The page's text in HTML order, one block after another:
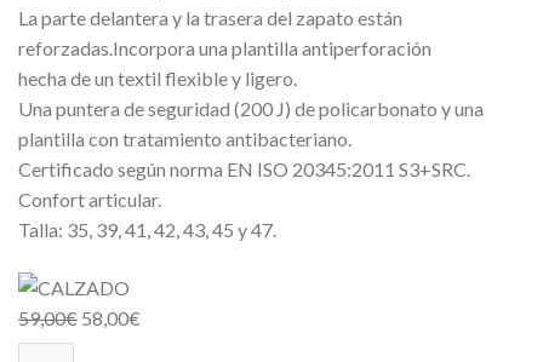
La parte delantera y la trasera del zapato están
reforzadas.Incorpora una plantilla antiperforación
hecha de un textil flexible y ligero.
Una puntera de seguridad (200 J) de policarbonato y una
plantilla con tratamiento antibacteriano.
Certificado según norma EN ISO 20345:2011 S3+SRC.
Confort articular.
Talla: 35, 39, 41, 42, 43, 45 y 47.
59,00€ 58,00€